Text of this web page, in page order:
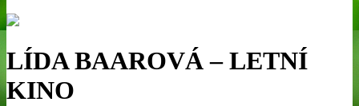
LÍDA BAAROVÁ – LETNÍ
KINO